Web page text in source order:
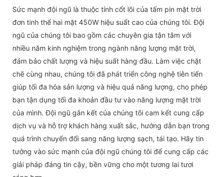
Sức mạnh đội ngũ là thuộc tính cốt lõi của tấm pin mặt trời
đơn tinh thể hai mặt 450W hiệu suất cao của chúng tôi. Đội
ngũ của chúng tôi bao gồm các chuyên gia tận tâm với
nhiều năm kinh nghiệm trong ngành năng lượng mặt trời,
đảm bảo chất lượng và hiệu suất hàng đầu. Làm việc chặt
chẽ cùng nhau, chúng tôi đã phát triển công nghệ tiên tiến
giúp tối đa hóa sản lượng và hiệu quả năng lượng, cho phép
bạn tận dụng tối đa khoản đầu tư vào năng lượng mặt trời
của mình. Đội ngũ gắn kết của chúng tôi cam kết cung cấp
dịch vụ và hỗ trợ khách hàng xuất sắc, hướng dẫn bạn trong
quá trình chuyển đổi sang năng lượng sạch, tái tạo. Hãy tin
tưởng vào sức mạnh của đội ngũ chúng tôi để cung cấp các
giải pháp đáng tin cậy, bền vững cho một tương lai tươi